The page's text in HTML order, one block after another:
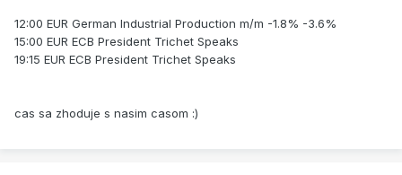
12:00 EUR German Industrial Production m/m -1.8% -3.6%
15:00 EUR ECB President Trichet Speaks
19:15 EUR ECB President Trichet Speaks
cas sa zhoduje s nasim casom :)